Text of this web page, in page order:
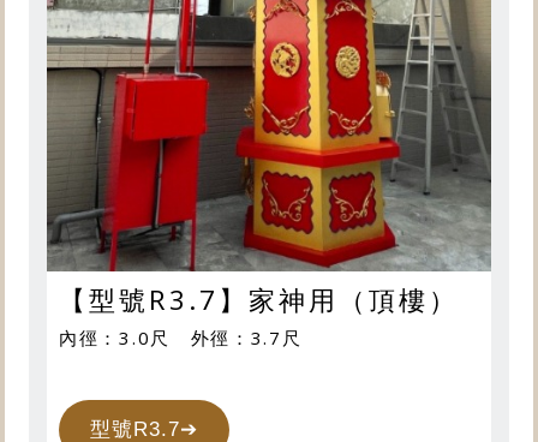
【型號R3.7】家神用（頂樓）
內徑：3.0尺 外徑：3.7尺
型號R3.7➔